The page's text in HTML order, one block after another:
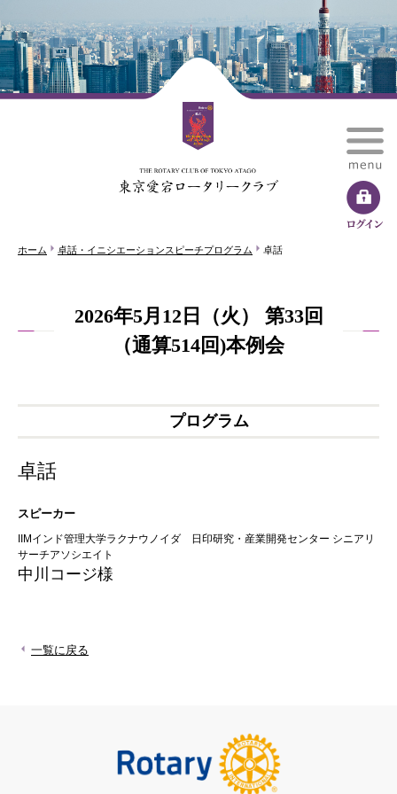
ホーム 卓話・イニシエーションスピーチプログラム 卓話
2026年5月12日（火） 第33回
（通算514回)本例会
プログラム
卓話
スピーカー
IIMインド管理大学ラクナウノイダ 日印研究・産業開発センター シニアリ
サーチアソシエイト
中川コージ様
一覧に戻る